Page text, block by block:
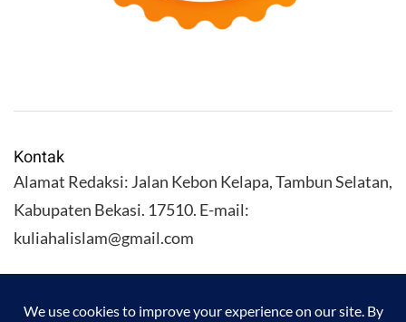
Kontak
Alamat Redaksi: Jalan Kebon Kelapa, Tambun Selatan,
Kabupaten Bekasi. 17510. E-mail:
kuliahalislam@gmail.com